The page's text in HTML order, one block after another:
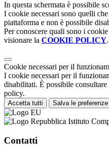
In questa schermata è possibile
I cookie necessari sono quelli
piattaforma e non è possibile
Per conoscere quali sono i
visionare la COOKIE POLICY.
Cookie necessari per il
I cookie necessari per il
disabilitati. È possibile
policy.
Accetta tutti Salva le preferenze
Istituto
Contatti